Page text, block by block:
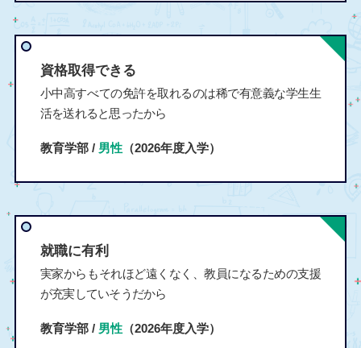
資格取得できる
小中高すべての免許を取れるのは稀で有意義な学生生
活を送れると思ったから
教育学部 / 男性（2026年度入学）
就職に有利
実家からもそれほど遠くなく、教員になるための支援
が充実していそうだから
教育学部 / 男性（2026年度入学）